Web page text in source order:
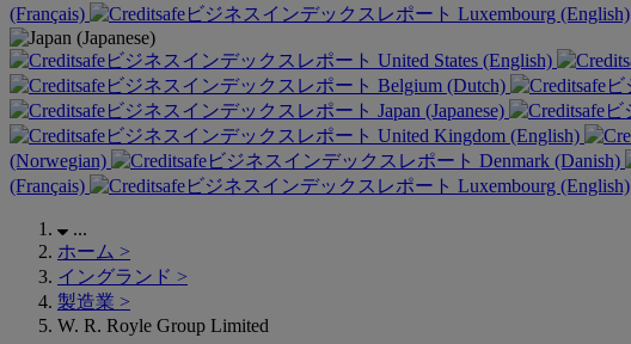
(Français)
Luxembourg (English)
United States (English)
Belgium (Dutch)
Japan (Japanese)
United Kingdom (English)
(Norwegian)
Denmark (Danish)
(Français)
Luxembourg (English)
...
ホーム >
イングランド >
製造業 >
W. R. Royle Group Limited